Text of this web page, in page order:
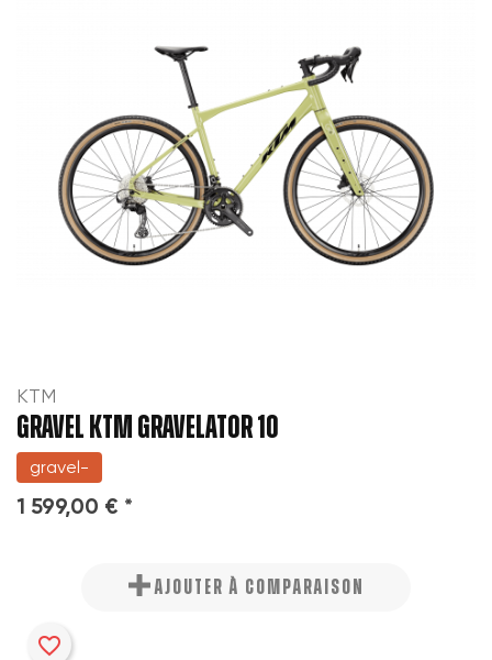
KTM
GRAVEL KTM GRAVELATOR 10
gravel-
1 599,00 € *
AJOUTER À COMPARAISON
favorite_border